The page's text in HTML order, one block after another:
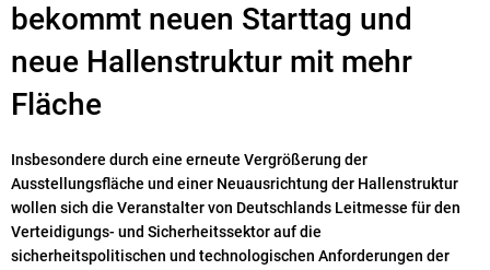
bekommt neuen Starttag und
neue Hallenstruktur mit mehr
Fläche
Insbesondere durch eine erneute Vergrößerung der
Ausstellungsfläche und einer Neuausrichtung der Hallenstruktur
wollen sich die Veranstalter von Deutschlands Leitmesse für den
Verteidigungs- und Sicherheitssektor auf die
sicherheitspolitischen und technologischen Anforderungen der